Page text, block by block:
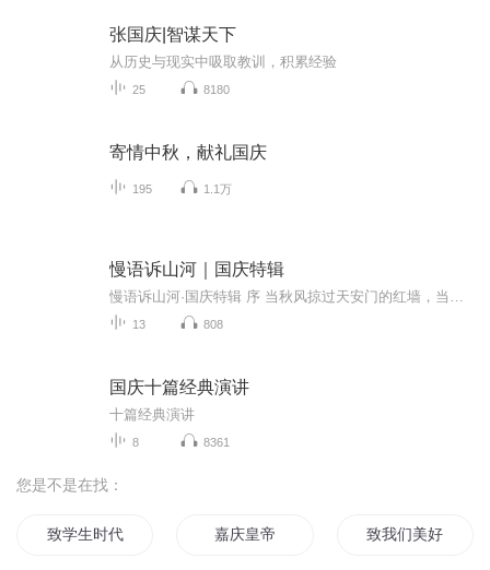
张国庆|智谋天下
从历史与现实中吸取教训，积累经验
25 8180
寄情中秋，献礼国庆
195 1.1万
慢语诉山河｜国庆特辑
13 808
国庆十篇经典演讲
十篇经典演讲
8 8361
您是不是在找：
致学生时代 嘉庆皇帝 致我们美好的小